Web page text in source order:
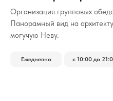
Организация групповых
Панорамный вид на
могучую Неву.
Ежедневно с 10:00 до